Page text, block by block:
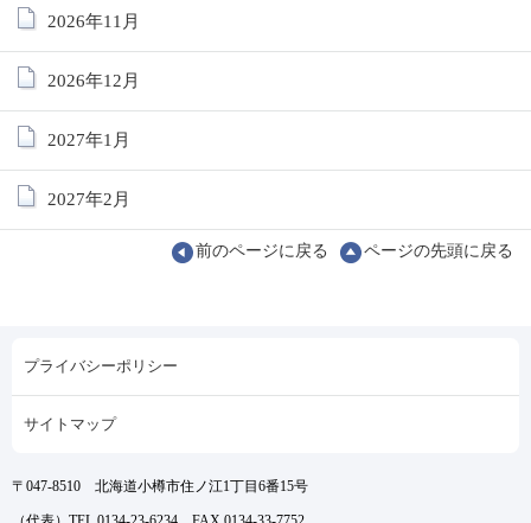
2026年11月
2026年12月
2027年1月
2027年2月
前のページに戻る ページの先頭に戻る
プライバシーポリシー
サイトマップ
〒047-8510 北海道小樽市住ノ江1丁目6番15号